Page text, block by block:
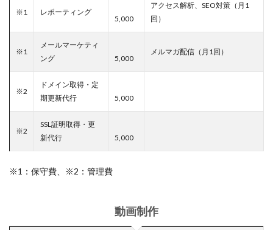
※1 レポーティング
5,000
アクセス解析、SEO対策（月1
回）
※1
メールマーケティ
ング
5,000
メルマガ配信（月1回）
※2
ドメイン取得・定
期更新代行
5,000
※2
SSL証明取得・更
新代行
5,000
※1：保守費、※2：管理費
動画制作